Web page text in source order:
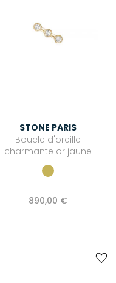
STONE PARIS
Boucle d'oreille
charmante or jaune
890,00 €